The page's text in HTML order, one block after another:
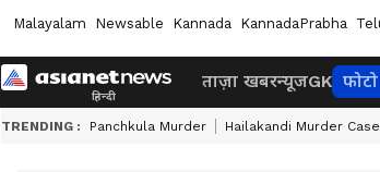
Malayalam Newsable Kannada KannadaPrabha
ताज़ा खबरन्यूजGK
TRENDING : Panchkula Murder Hailakandi Murder Case